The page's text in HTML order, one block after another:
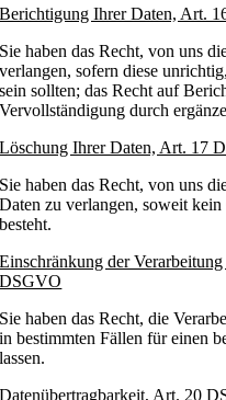
Berichtigung Ihrer Daten, Art.
Sie haben das Recht, von uns
verlangen, sofern diese
sein sollten; das Recht auf
Vervollständigung durch
Löschung Ihrer Daten, Art. 17
Sie haben das Recht, von uns
Daten zu verlangen, soweit
besteht.
Einschränkung der
DSGVO
Sie haben das Recht, die
in bestimmten Fällen für einen
lassen.
Datenübertragbarkeit, Art. 20